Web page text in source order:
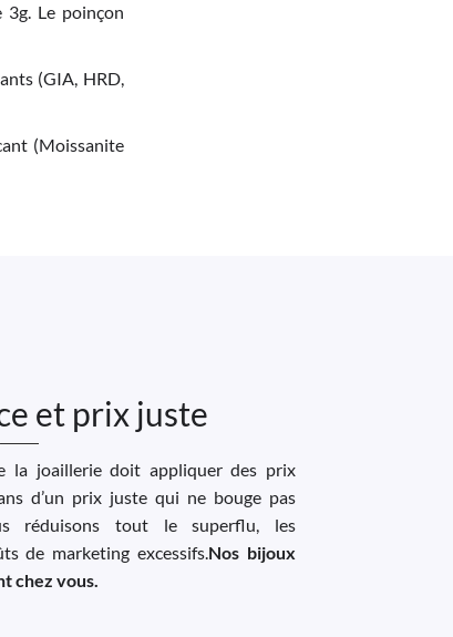
Le poinçon
(GIA, HRD,
(Moissanite
et prix juste
la joaillerie doit appliquer des prix
d’un prix juste qui ne bouge pas
réduisons tout le superflu, les
de marketing excessifs. Nos bijoux
chez vous.